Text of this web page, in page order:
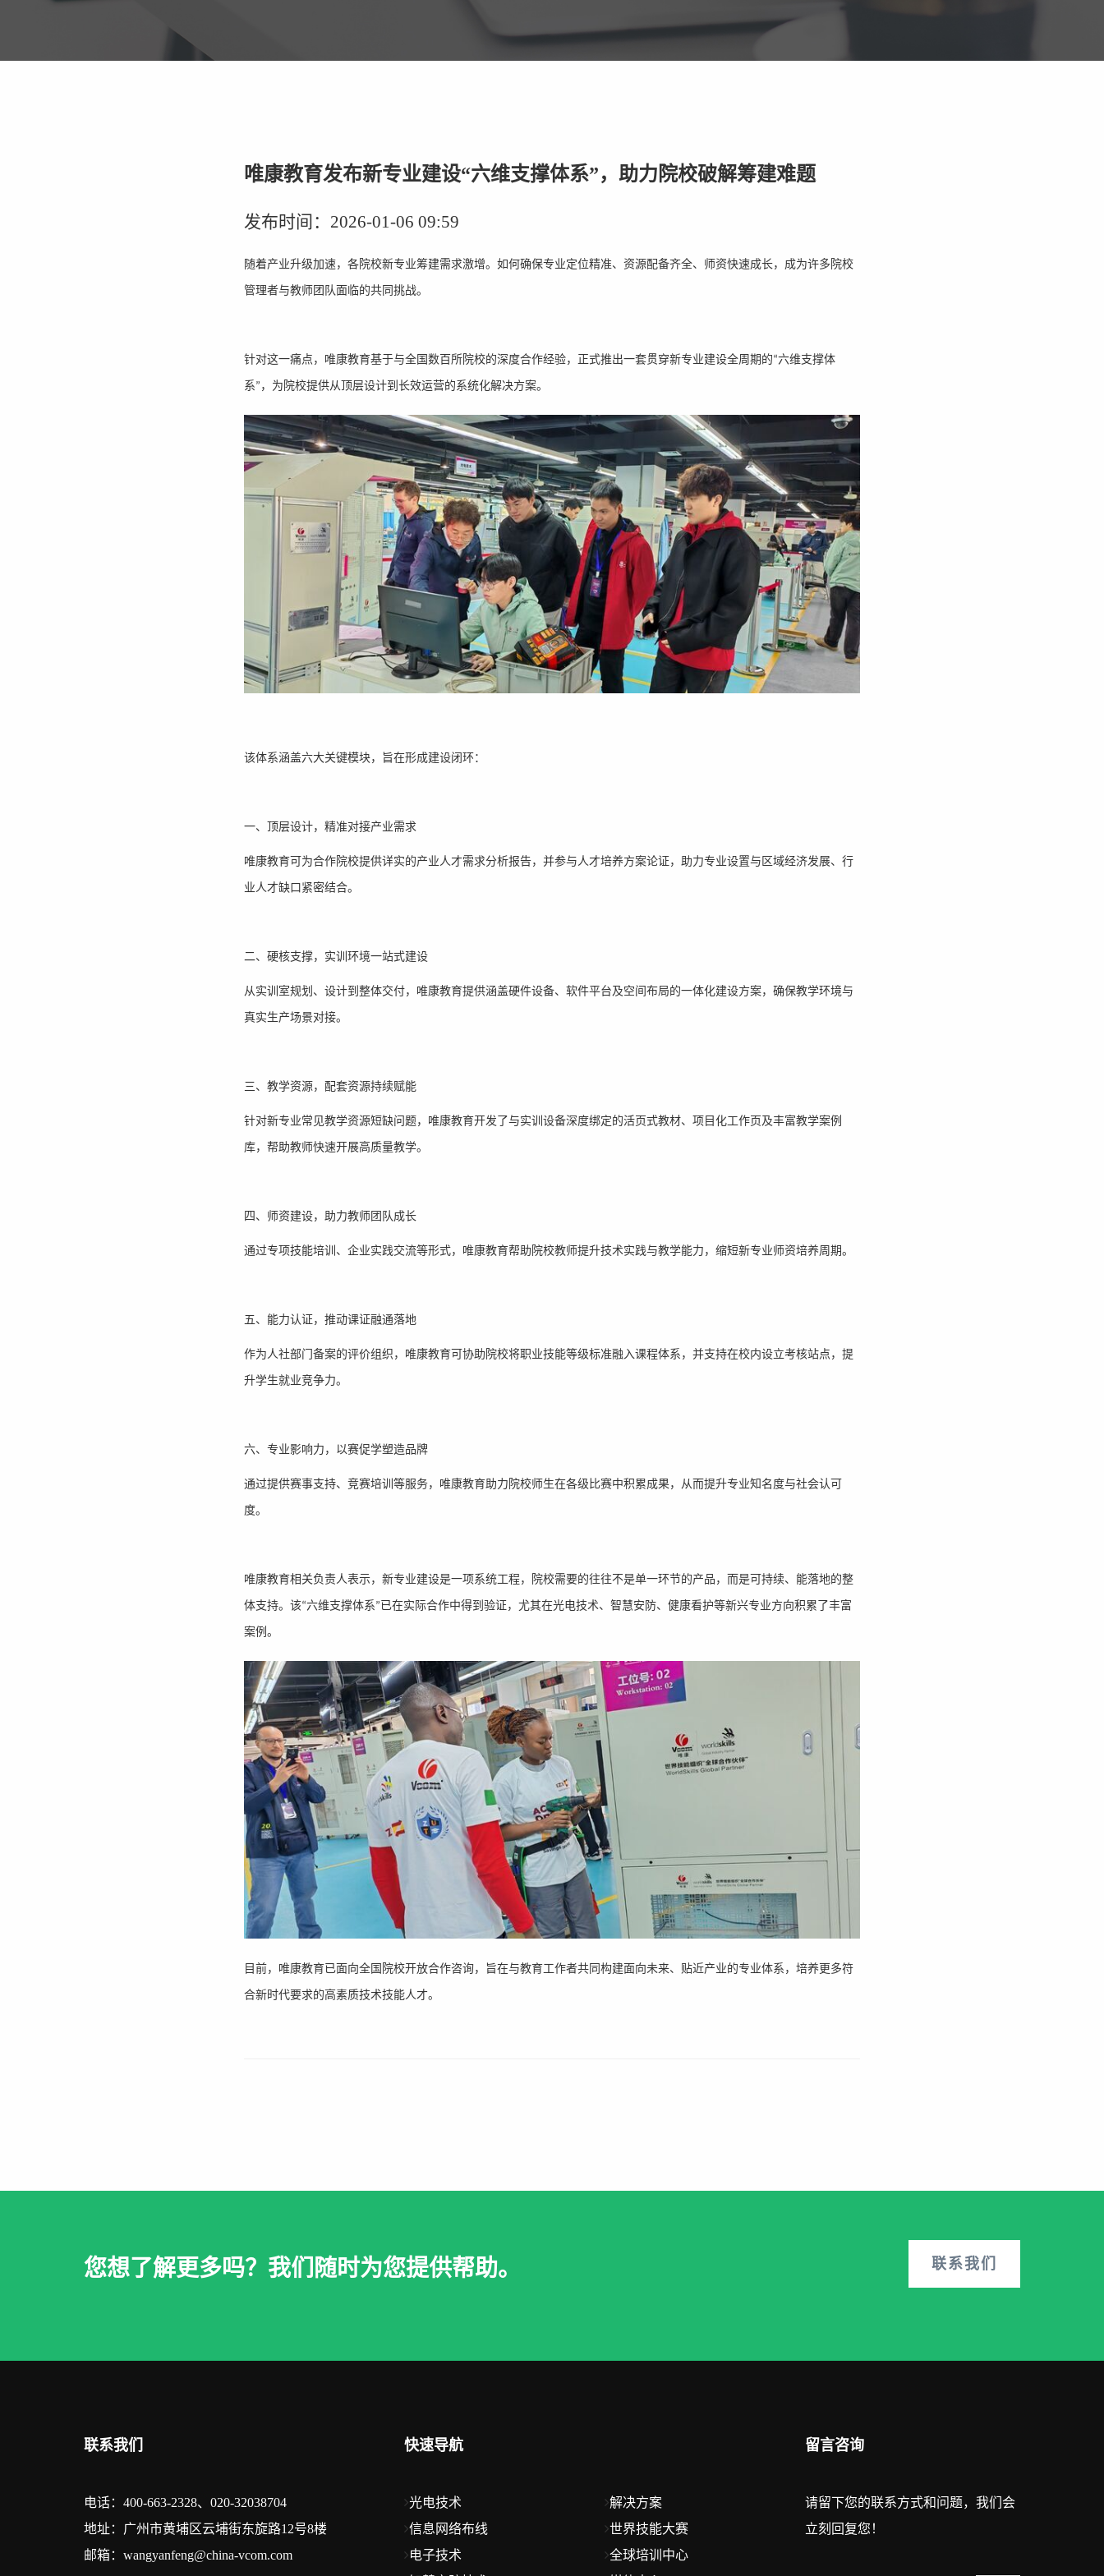
唯康教育发布新专业建设“六维支撑体系”，助力院校破解筹建难题
发布时间：2026-01-06 09:59
随着产业升级加速，各院校新专业筹建需求激增。如何确保专业定位精准、资源配备齐全、师资快速成长，成为许多院校
管理者与教师团队面临的共同挑战。
针对这一痛点，唯康教育基于与全国数百所院校的深度合作经验，正式推出一套贯穿新专业建设全周期的“六维支撑体
系” ，为院校提供从顶层设计到长效运营的系统化解决方案。
该体系涵盖六大关键模块，旨在形成建设闭环：
一、顶层设计，精准对接产业需求
唯康教育可为合作院校提供详实的产业人才需求分析报告，并参与人才培养方案论证，助力专业设置与区域经济发展、行
业人才缺口紧密结合。
二、硬核支撑，实训环境一站式建设
从实训室规划、设计到整体交付，唯康教育提供涵盖硬件设备、软件平台及空间布局的一体化建设方案，确保教学环境与
真实生产场景对接。
三、教学资源，配套资源持续赋能
针对新专业常见教学资源短缺问题，唯康教育开发了与实训设备深度绑定的活页式教材、项目化工作页及丰富教学案例
库，帮助教师快速开展高质量教学。
四、师资建设，助力教师团队成长
通过专项技能培训、企业实践交流等形式，唯康教育帮助院校教师提升技术实践与教学能力，缩短新专业师资培养周期。
五、能力认证，推动课证融通落地
作为人社部门备案的评价组织，唯康教育可协助院校将职业技能等级标准融入课程体系，并支持在校内设立考核站点，提
升学生就业竞争力。
六、专业影响力，以赛促学塑造品牌
通过提供赛事支持、竞赛培训等服务，唯康教育助力院校师生在各级比赛中积累成果，从而提升专业知名度与社会认可
度。
唯康教育相关负责人表示，新专业建设是一项系统工程，院校需要的往往不是单一环节的产品，而是可持续、能落地的整
体支持。该“六维支撑体系” 已在实际合作中得到验证，尤其在光电技术、智慧安防、健康看护等新兴专业方向积累了丰富
案例。
目前，唯康教育已面向全国院校开放合作咨询，旨在与教育工作者共同构建面向未来、贴近产业的专业体系，培养更多符
合新时代要求的高素质技术技能人才。
您想了解更多吗？我们随时为您提供帮助。 联系我们
联系我们
电话：400-663-2328、020-32038704
地址：广州市黄埔区云埔街东旋路12号8楼
邮箱：wangyanfeng@china-vcom.com
快速导航
光电技术
信息网络布线
电子技术
解决方案
世界技能大赛
全球培训中心
留言咨询
请留下您的联系方式和问题，我们会
立刻回复您！